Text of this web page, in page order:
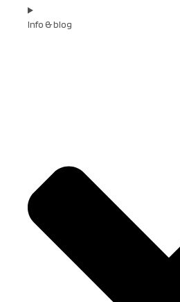
Info & blog